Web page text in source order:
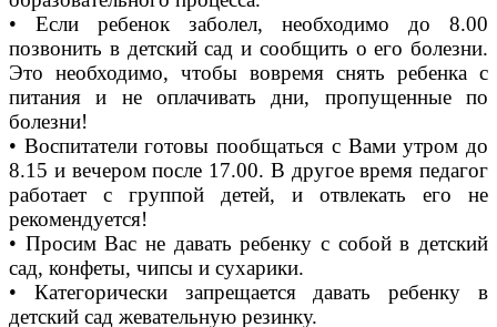
• Если ребенок заболел, необходимо до 8.00
позвонить в детский сад и сообщить о его болезни.
Это необходимо, чтобы вовремя снять ребенка с
питания и не оплачивать дни, пропущенные по
болезни!
• Воспитатели готовы пообщаться с Вами утром до
8.15 и вечером после 17.00. В другое время педагог
работает с группой детей, и отвлекать его не
рекомендуется!
• Просим Вас не давать ребенку с собой в детский
сад, конфеты, чипсы и сухарики.
• Категорически запрещается давать ребенку в
детский сад жевательную резинку.